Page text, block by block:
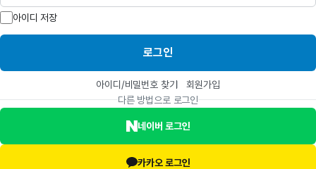
아이디 저장
로그인
아이디/비밀번호 찾기
회원가입
다른 방법으로 로그인
네이버 로그인
카카오 로그인